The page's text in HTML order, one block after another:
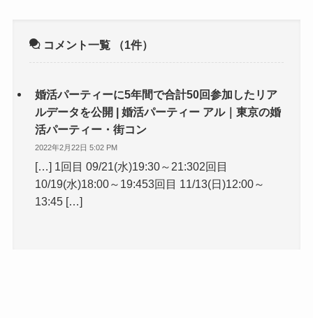
コメント一覧 （1件）
婚活パーティーに5年間で合計50回参加したリア
ルデータを公開 | 婚活パーティー アル｜東京の婚
活パーティー・街コン
2022年2月22日 5:02 PM
[…] 1回目 09/21(水)19:30～21:302回目
10/19(水)18:00～19:453回目 11/13(日)12:00～
13:45 […]